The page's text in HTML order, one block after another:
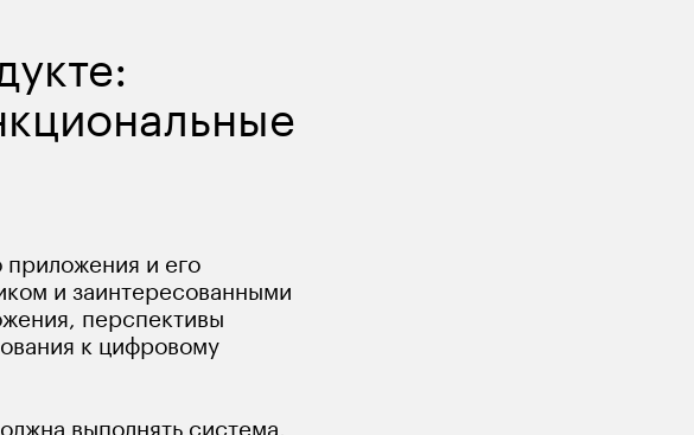
приложения и его
и заинтересованными
перспективы
к цифровому
выполнять система,